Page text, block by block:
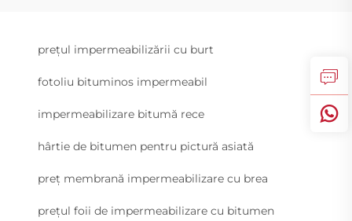
prețul impermeabilizării cu burt
fotoliu bituminos impermeabil
impermeabilizare bitumă rece
hârtie de bitumen pentru pictură asiată
preț membrană impermeabilizare cu brea
prețul foii de impermeabilizare cu bitumen